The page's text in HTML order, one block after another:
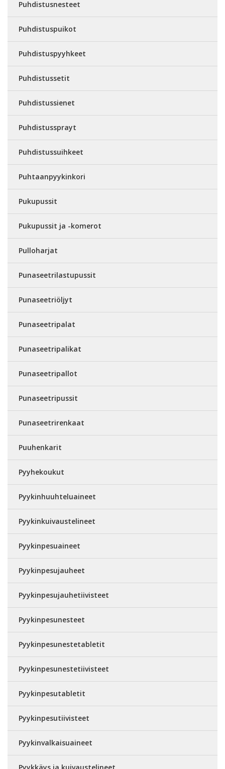
Puhdistusnesteet
Puhdistuspuikot
Puhdistuspyyhkeet
Puhdistussetit
Puhdistussienet
Puhdistussprayt
Puhdistussuihkeet
Puhtaanpyykinkori
Pukupussit
Pukupussit ja -komerot
Pulloharjat
Punaseetrilastupussit
Punaseetriöljyt
Punaseetripalat
Punaseetripalikat
Punaseetripallot
Punaseetripussit
Punaseetrirenkaat
Puuhenkarit
Pyyhekoukut
Pyykinhuuhteluaineet
Pyykinkuivaustelineet
Pyykinpesuaineet
Pyykinpesujauheet
Pyykinpesujauhetiivisteet
Pyykinpesunesteet
Pyykinpesunestetabletit
Pyykinpesunestetiivisteet
Pyykinpesutabletit
Pyykinpesutiivisteet
Pyykinvalkaisuaineet